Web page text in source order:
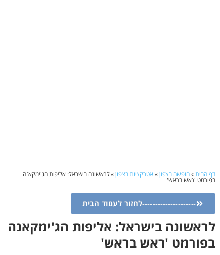
דף הבית»חופשה בצפון» אטרקציות בצפון»לראשונה בישראל: אליפות הג'ימקאנה
בפורמט 'ראש בראש'
---------------------לחזור לעמוד הבית
לראשונה בישראל: אליפות הג'ימקאנה
בפורמט 'ראש בראש'